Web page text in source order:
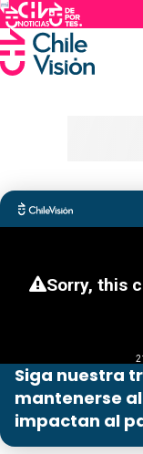
Siga nuestra
mantenerse
impactan al